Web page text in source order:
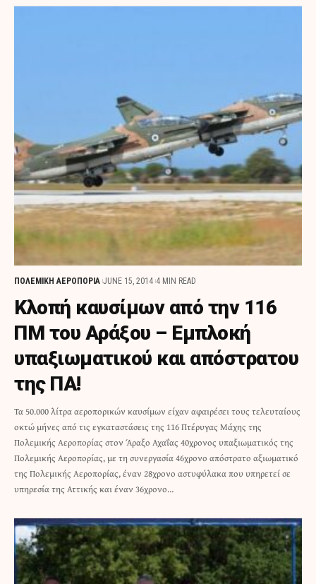
ΠΟΛΕΜΙΚΗ ΑΕΡΟΠΟΡΙΑ JUNE 15, 2014 4 MIN READ
Κλοπή καυσίμων από την 116
ΠΜ του Αράξου – Εμπλοκή
υπαξιωματικού και απόστρατου
της ΠΑ!
Τα 50.000 λίτρα αεροπορικών καυσίμων είχαν αφαιρέσει τους τελευταίους
οκτώ μήνες από τις εγκαταστάσεις της 116 Πτέρυγας Μάχης της
Πολεμικής Αεροπορίας στον Άραξο Αχαΐας 40χρονος υπαξιωματικός της
Πολεμικής Αεροπορίας, με τη συνεργασία 46χρονο απόστρατο αξιωματικό
της Πολεμικής Αεροπορίας, έναν 28χρονο αστυφύλακα που υπηρετεί σε
υπηρεσία της Αττικής και έναν 36χρονο…